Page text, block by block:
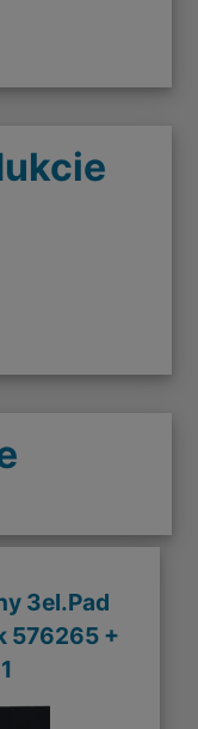
3el.Pad
576265 +